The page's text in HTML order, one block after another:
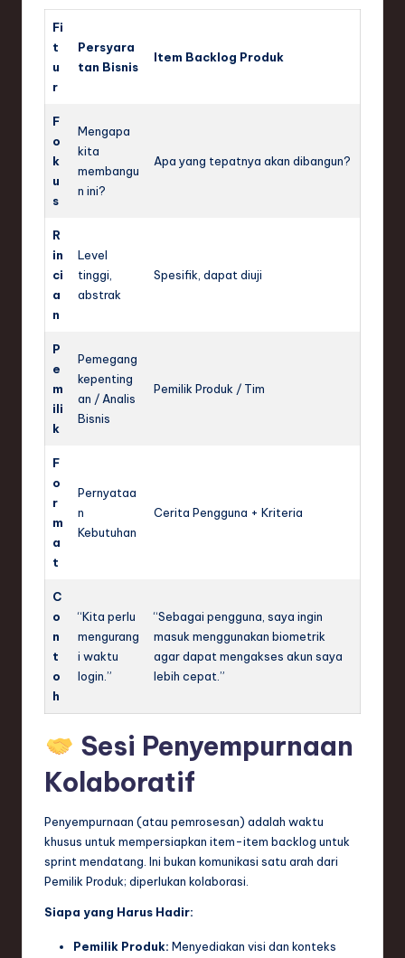
Fi
t
u
r
Persyara
tan Bisnis
Item Backlog Produk
F
o
k
u
s
Mengapa
kita
membangu
n ini?
Apa yang tepatnya akan dibangun?
R
in
ci
a
n
Level
tinggi,
abstrak
Spesifik, dapat diuji
P
e
m
ili
k
Pemegang
kepenting
an / Analis
Bisnis
Pemilik Produk / Tim
F
o
r
m
a
t
Pernyataa
n
Kebutuhan
Cerita Pengguna + Kriteria
C
o
n
t
o
h
“Kita perlu
mengurang
i waktu
login.”
“Sebagai pengguna, saya ingin
masuk menggunakan biometrik
agar dapat mengakses akun saya
lebih cepat.”
Sesi Penyempurnaan
Kolaboratif
Penyempurnaan (atau pemrosesan) adalah waktu
khusus untuk mempersiapkan item-item backlog untuk
sprint mendatang. Ini bukan komunikasi satu arah dari
Pemilik Produk; diperlukan kolaborasi.
Siapa yang Harus Hadir:
Pemilik Produk: Menyediakan visi dan konteks